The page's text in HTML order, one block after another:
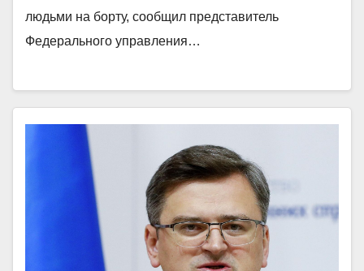
людьми на борту, сообщил представитель
Федерального управления…